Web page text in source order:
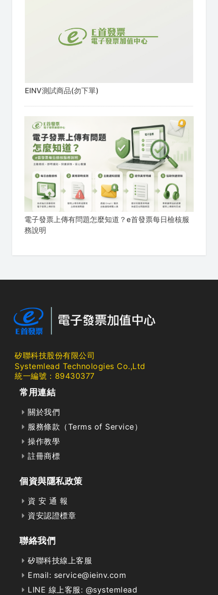
EINV測試商品(勿下單)
電子發票上傳有問題怎麼知道？e首發票每日檢核服
務說明
矽聯科技股份有限公司
Systemlead Technologies Co.,Ltd
統一編號：89430377
常用連結
關於我們
服務條款（Terms of Service）
操作教學
註冊商標
個資與隱私政策
資 安 通 報
資安認證標章
聯絡我們
矽聯科技線上客服
Email: service@ieinv.com
LINE 線上客服: @systemlead